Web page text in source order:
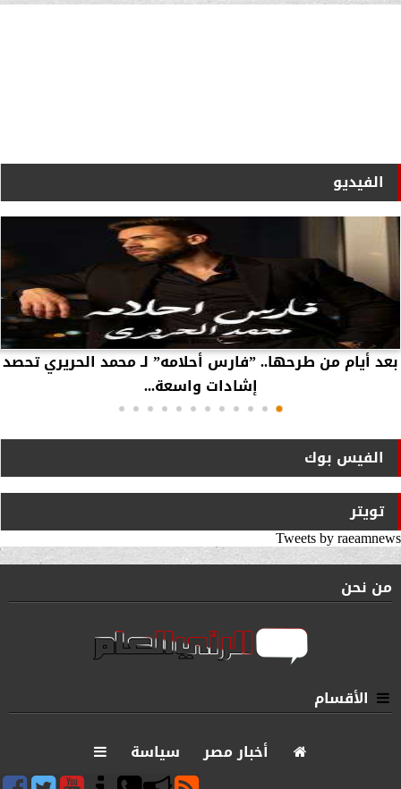
الفيديو
بعد أيام من طرحها.. ”فارس أحلامه” لـ محمد الحريري تحصد
إشادات واسعة...
الفيس بوك
تويتر
Tweets by raeamnews
من نحن
الأقسام
أخبار مصر
سياسة